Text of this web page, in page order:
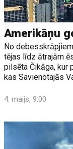
Amerikāņu
No
tējas līdz ātrajām
pilsēta Čikāga, kur
kas Savienotajās
4. maijs, 9:00